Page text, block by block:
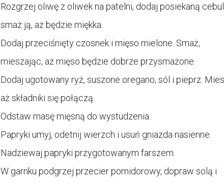
Rozgrzej oliwę z oliwek na patelni, dodaj posiekaną
smaż ją, aż będzie miękka.
Dodaj przeciśnięty czosnek i mięso mielone. Smaż,
mieszając, aż mięso będzie dobrze przysmażone.
Dodaj ugotowany ryż, suszone oregano, sól i pieprz.
aż składniki się połączą.
Odstaw masę mięsną do wystudzenia.
Papryki umyj, odetnij wierzch i usuń gniazda nasienne.
Nadziewaj papryki przygotowanym farszem.
W garnku podgrzej przecier pomidorowy, dopraw solą i